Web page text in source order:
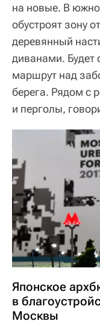
на новые. В
обустроят зону
деревянный
диванами.
маршрут над
берега. Рядом с
и перголы,
Японское
в
Москвы